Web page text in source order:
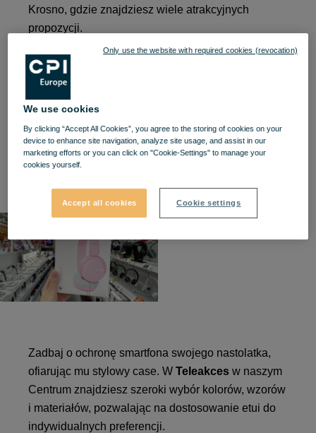
Krosno, gdzie znajdziesz wiele atrakcyjnych
propozycji.
Nastolatki uwielbiają muzykę, a przenośny głośnik
Bluetooth to świetny sposób, aby mogli cieszyć się
ulubionymi utworami gdziekolwiek się znajdują.
douszne, lub nauszne - zwłaszcza dla miłośników
muzyki, filmów czy gier. Sprawdź najnowsze
Zadbaj o ochronę smartfona swojego nastolatka,
ofiarując mu stylowy case. W Teleakces w naszym
Centrum znajdziesz szeroki wybór kolorów, wzorów
i materiałów, pozwalając na dostosowanie etui do
indywidualnych preferencji.
We use cookies
By clicking “Accept All Cookies”, you agree to the storing of cookies on your
device to enhance site navigation, analyze site usage, and assist in our
marketing efforts or you can click on "Cookie-Settings" to manage your
cookies yourself.
Accept all cookies Cookie settings
Only use the website with required cookies (revocation)